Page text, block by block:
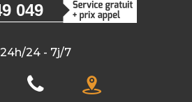
049
24h/24 - 7j/7